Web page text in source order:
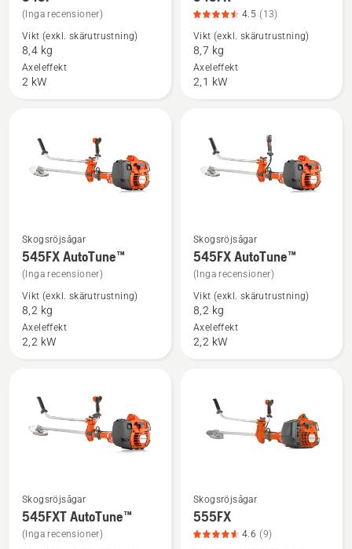
information
om
545F
(Inga recensioner)
Vikt (exkl. skärutrustning)
8,4 kg
Axeleffekt
2 kW
information
om
545FR,
produktbetyg
4.5 (13)
Vikt (exkl. skärutrustning)
8,7 kg
Axeleffekt
2,1 kW
Se
mer
information
om
545FX
AutoTune™
Skogsröjsågar
545FX AutoTune™
(Inga recensioner)
Vikt (exkl. skärutrustning)
8,2 kg
Axeleffekt
2,2 kW
Se
mer
information
om
545FX
AutoTune™
Skogsröjsågar
545FX AutoTune™
(Inga recensioner)
Vikt (exkl. skärutrustning)
8,2 kg
Axeleffekt
2,2 kW
Se
mer
information
Skogsröjsågar
545FXT AutoTune™
(Inga recensioner)
Se
mer
information
Skogsröjsågar
555FX
4.6 (9)